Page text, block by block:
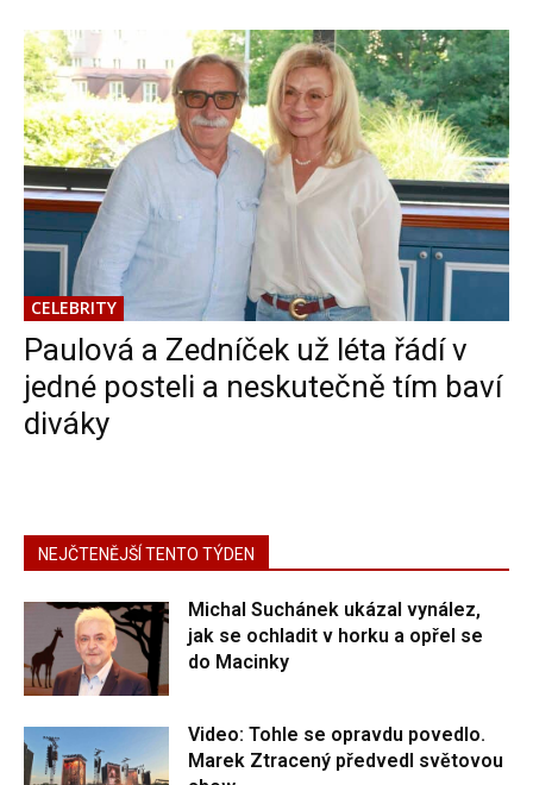
CELEBRITY
Paulová a Zedníček už léta řádí v
jedné posteli a neskutečně tím baví
diváky
NEJČTENĚJŠÍ TENTO TÝDEN
Michal Suchánek ukázal vynález,
jak se ochladit v horku a opřel se
do Macinky
Video: Tohle se opravdu povedlo.
Marek Ztracený předvedl světovou